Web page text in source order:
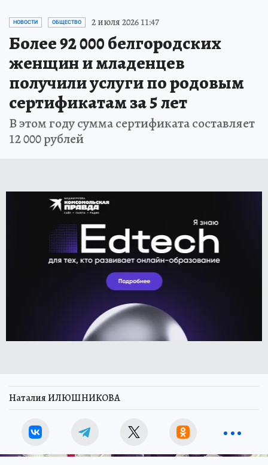
НОВОСТИ ОБЩЕСТВО 2 июля 2026 11:47
Более 92 000 белгородских
женщин и младенцев
получили услуги по родовым
сертификатам за 5 лет
В этом году сумма сертификата составляет
12 000 рублей
Наталия ИЛЮШНИКОВА